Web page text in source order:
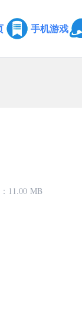
手机游戏
11.00 MB